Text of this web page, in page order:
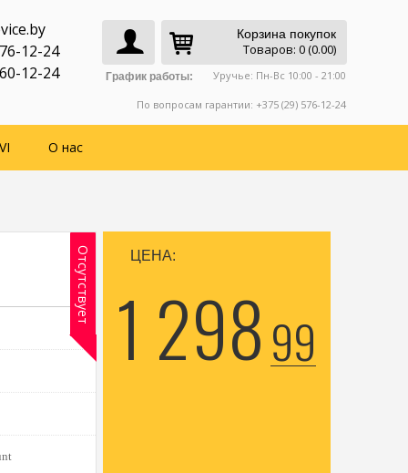
Корзина покупок
Товаров: 0 (0.00)
График работы: Уручье: Пн-Вс 10:00 - 21:00
По вопросам гарантии: +375 (29) 576-12-24
12-24
12-24
О нас
Отсутствует ЦЕНА:
1 29899